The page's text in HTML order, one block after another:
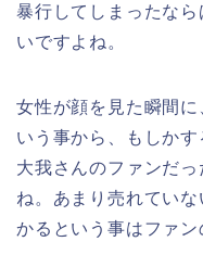
暴行してしまったな
いですよね。
女性が顔を見た瞬間
いう事から、もしか
大我さんのファンだ
ね。あまり売れてい
かるという事はファン